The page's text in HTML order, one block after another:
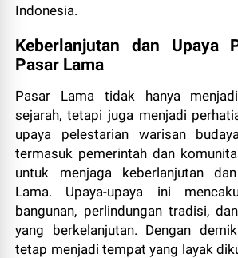
Indonesia.
Keberlanjutan dan Upaya
Pasar Lama
Pasar Lama tidak hanya
sejarah, tetapi juga menjadi
upaya pelestarian warisan
termasuk pemerintah dan
untuk menjaga keberlanjutan
Lama. Upaya-upaya ini
bangunan, perlindungan tradisi,
yang berkelanjutan. Dengan
tetap menjadi tempat yang layak